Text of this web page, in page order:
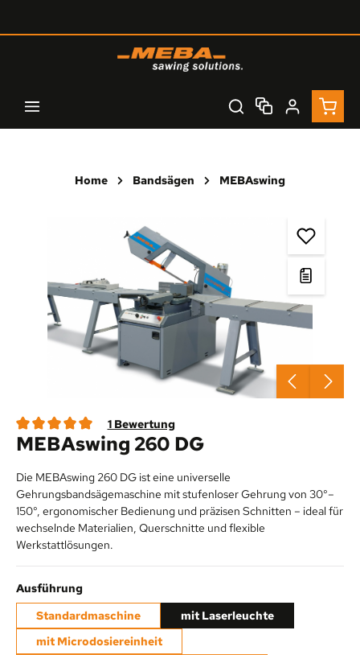
Home Bandsägen MEBAswing
Bildergalerie überspringen
Durchschnittliche Bewertung von 4 von 5 Sternen
1 Bewertung
MEBAswing 260 DG
Die MEBAswing 260 DG ist eine universelle
Gehrungsbandsägemaschine mit stufenloser Gehrung von 30°–
150°, ergonomischer Bedienung und präzisen Schnitten – ideal für
wechselnde Materialien, Querschnitte und flexible
Werkstattlösungen.
Ausführungauswählen
Standardmaschine
mit Laserleuchte
mit Microdosiereinheit